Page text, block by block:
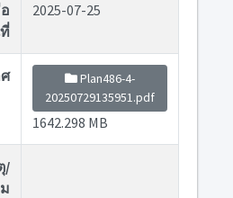
2025-07-25
Plan486-4-
20250729135951.pdf
1642.298 MB
/